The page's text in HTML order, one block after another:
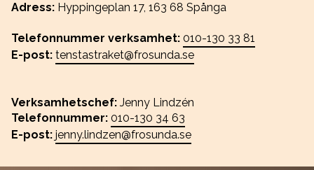
Adress: Hyppingeplan 17, 163 68 Spånga
Telefonnummer verksamhet: 010-130 33 81
E-post: tenstastraket@frosunda.se
Verksamhetschef: Jenny Lindzén
Telefonnummer: 010-130 34 63
E-post: jenny.lindzen@frosunda.se